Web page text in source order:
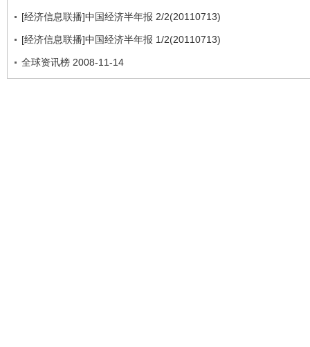
[经济信息联播]中国经济半年报 2/2(20110713)
[经济信息联播]中国经济半年报 1/2(20110713)
全球资讯榜 2008-11-14